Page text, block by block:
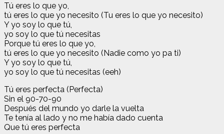
Tú eres lo que yo,
tú eres lo que yo necesito (Tu eres lo que yo necesito)
Y yo soy lo que tú,
yo soy lo que tú necesitas
Porque tú eres lo que yo,
tú eres lo que yo necesito (Nadie como yo pa ti)
Y yo soy lo que tú,
yo soy lo que tú necesitas (eeh)
Tú eres perfecta (Perfecta)
Sin el 90-70-90
Después del mundo yo darle la vuelta
Te tenía al lado y no me había dado cuenta
Que tú eres perfecta